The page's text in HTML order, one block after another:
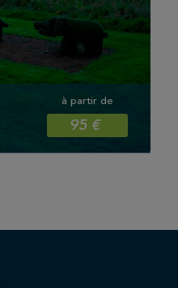
à partir de
95 €